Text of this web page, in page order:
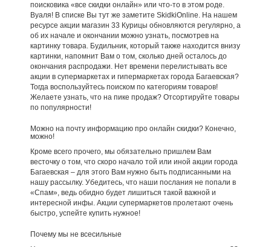
поисковика «все скидки онлайн» или что-то в этом роде.
Вуаля! В списке Вы тут же заметите SkidkiOnline. На нашем
ресурсе акции магазин 33 Курицы обновляются регулярно, а
об их начале и окончании можно узнать, посмотрев на
картинку товара. Будильник, который также находится внизу
картинки, напомнит Вам о том, сколько дней осталось до
окончания распродажи. Нет времени перелистывать все
акции в супермаркетах и гипермаркетах города Багаевская?
Тогда воспользуйтесь поиском по категориям товаров!
Желаете узнать, что на пике продаж? Отсортируйте товары
по популярности!
Можно на почту информацию про онлайн скидки? Конечно,
можно!
Кроме всего прочего, мы обязательно пришлем Вам
весточку о том, что скоро начало той или иной акции города
Багаевская – для этого Вам нужно быть подписанными на
нашу рассылку. Убедитесь, что наши послания не попали в
«Спам», ведь обидно будет лишиться такой важной и
интересной инфы. Акции супермаркетов пролетают очень
быстро, успейте купить нужное!
Почему мы не всесильные